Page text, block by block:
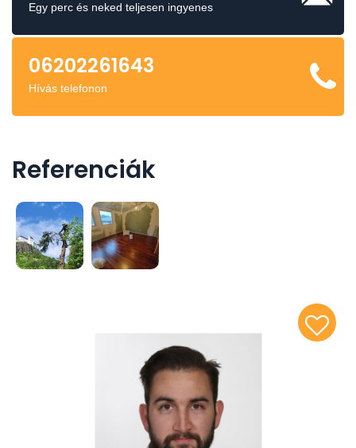
Egy perc és neked teljesen ingyenes
06202261643
Hívás telefonon
Referenciák